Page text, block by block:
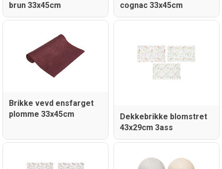
brun 33x45cm
cognac 33x45cm
Brikke vevd ensfarget
plomme 33x45cm
Dekkebrikke blomstret
43x29cm 3ass